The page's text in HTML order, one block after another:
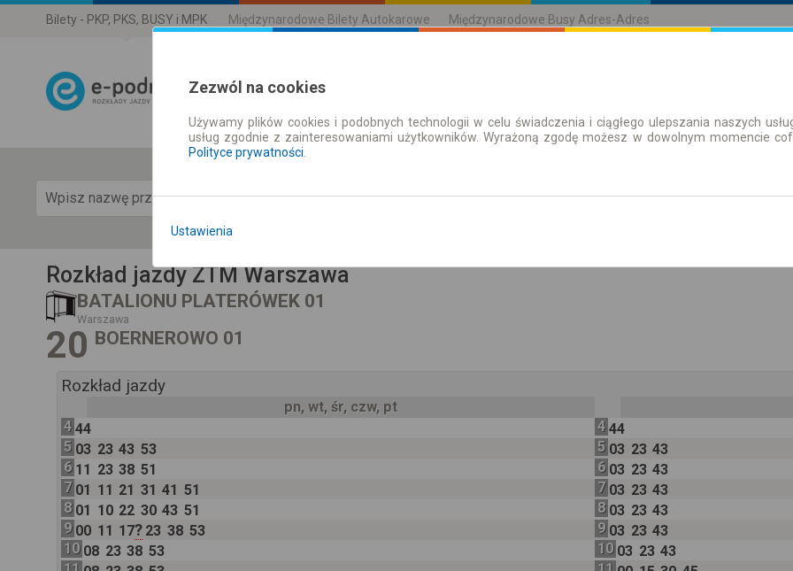
Bilety - PKP, PKS, BUSY i MPK Międzynarodowe Bilety Autokarowe Międzynarodowe Busy Adres-Adres
Rozkład Jazdy | Bilety Bilety okresowe
Pokaż rozkład
Rozkład jazdy ZTM Warszawa
BATALIONU PLATERÓWEK 01
Warszawa
20 BOERNEROWO 01
Rozkład jazdy
pn, wt, śr, czw, pt
4 44
5 03 23 43 53
6 11 23 38 51
7 01 11 21 31 41 51
8 01 10 22 30 43 51
9 00 11 17? 23 38 53
10 08 23 38 53
4 44
5 03 23 43
6 03 23 43
7 03 23 43
8 03 23 43
9 03 23 43
10 03 23 43
Zezwól na cookies
Używamy plików cookies i podobnych technologii w celu świadczenia i ciągłego ulepszania naszych
usług zgodnie z zainteresowaniami użytkowników. Wyrażoną zgodę możesz w dowolnym momencie
Polityce prywatności
Ustawienia